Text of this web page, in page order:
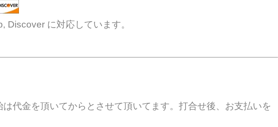
に対応しています。
代金を頂いてからとさせて頂いてます。打合せ後、お支払いを